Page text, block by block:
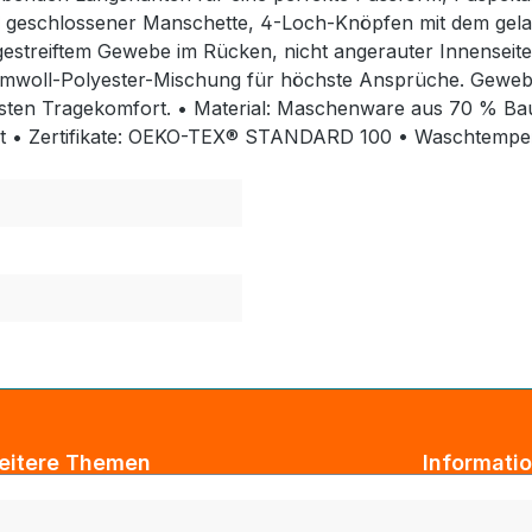
Manschette, 4-Loch-Knöpfen mit dem
Gewebe im Rücken, nicht angerauter
Polyester-Mischung für höchste Ansprüche.
Tragekomfort. • Material: Maschenware aus 70 %
Zertifikate: OEKO-TEX® STANDARD 100 •
Themen